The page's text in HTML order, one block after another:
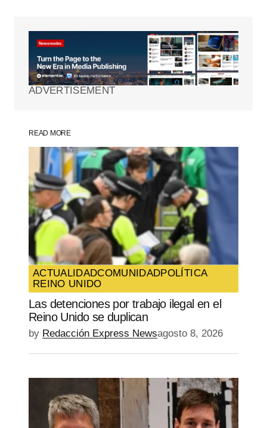
Tu dirección de correo electrónico no será
Los campos obligatorios están
marcados con*
Your Name*
Your E-mail
Guarda mi nombre, correo electrónico y
web en este navegador para la próxima
vez que comente.
SUBMIT COMMENT
ADVERTISEMENT
READ MORE
ACTUALIDADCOMUNIDADPOLÍTICA
REINO UNIDO
Las detenciones por trabajo ilegal en el
Reino Unido se duplican
by Redacción Express Newsagosto 8, 2026